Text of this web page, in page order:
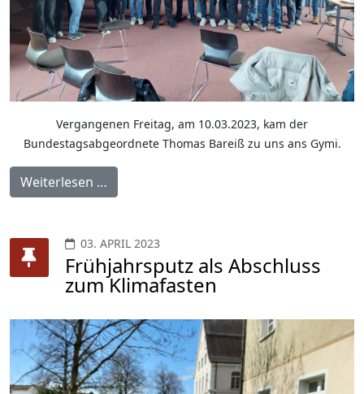
Vergangenen Freitag, am 10.03.2023, kam der
Bundestagsabgeordnete Thomas Bareiß zu uns ans Gymi.
Weiterlesen …
03. APRIL 2023
Frühjahrsputz als Abschluss
zum Klimafasten